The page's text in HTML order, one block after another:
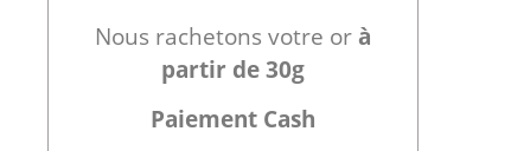
Nous rachetons votre orà
partir de 30g
Paiement Cash